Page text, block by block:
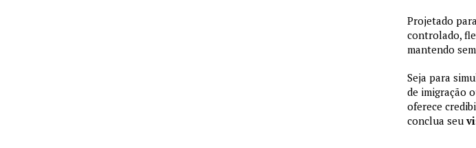
Projetado
controlado,
mantendo
Seja para
de imigração
oferece
conclua seu